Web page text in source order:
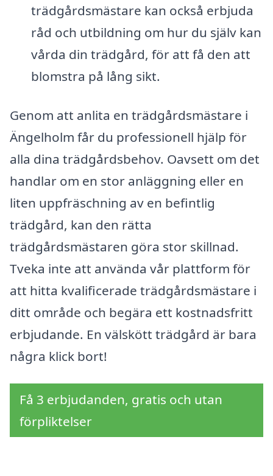
trädgårdsmästare kan också erbjuda
råd och utbildning om hur du själv kan
vårda din trädgård, för att få den att
blomstra på lång sikt.
Genom att anlita en trädgårdsmästare i
Ängelholm får du professionell hjälp för
alla dina trädgårdsbehov. Oavsett om det
handlar om en stor anläggning eller en
liten uppfräschning av en befintlig
trädgård, kan den rätta
trädgårdsmästaren göra stor skillnad.
Tveka inte att använda vår plattform för
att hitta kvalificerade trädgårdsmästare i
ditt område och begära ett kostnadsfritt
erbjudande. En välskött trädgård är bara
några klick bort!
Få 3 erbjudanden, gratis och utan
förpliktelser